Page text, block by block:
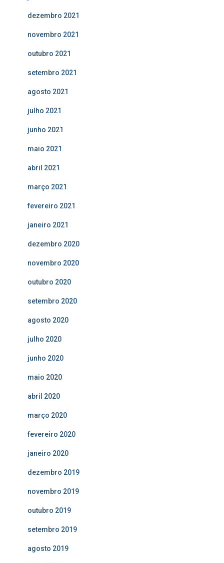
dezembro 2021
novembro 2021
outubro 2021
setembro 2021
agosto 2021
julho 2021
junho 2021
maio 2021
abril 2021
março 2021
fevereiro 2021
janeiro 2021
dezembro 2020
novembro 2020
outubro 2020
setembro 2020
agosto 2020
julho 2020
junho 2020
maio 2020
abril 2020
março 2020
fevereiro 2020
janeiro 2020
dezembro 2019
novembro 2019
outubro 2019
setembro 2019
agosto 2019